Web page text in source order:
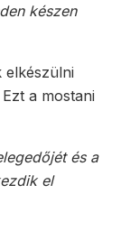
készen
elkészülni
a mostani
és a
el